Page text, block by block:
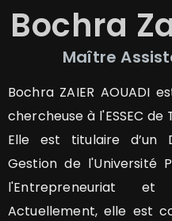
Bochra
Maître
Bochra ZAIER AOUADI
chercheuse à l'ESSEC de
Elle est titulaire d’un
Gestion de l'Université
l'Entrepreneuriat
Actuellement, elle est